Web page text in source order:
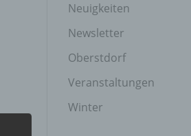
Neuigkeiten
Newsletter
Oberstdorf
Veranstaltungen
Winter